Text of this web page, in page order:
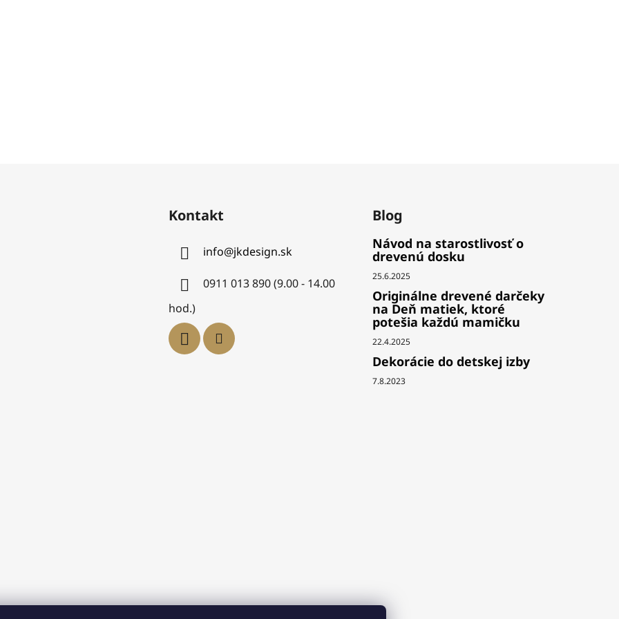
Kontakt
info@jkdesign.sk
0911 013 890 (9.00 - 14.00
hod.)
Blog
Návod na starostlivosť o
drevenú dosku
25.6.2025
Originálne drevené darčeky
na Deň matiek, ktoré
potešia každú mamičku
22.4.2025
Dekorácie do detskej izby
7.8.2023